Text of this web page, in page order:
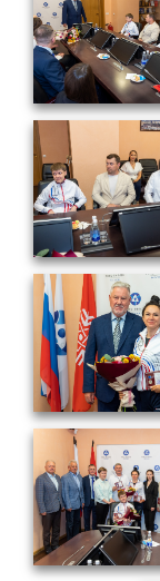
Спорт и
Санаторий-
Высокая
ВНИИТФ
Территория
ПРЕСС-
Новости
Новости
Книги